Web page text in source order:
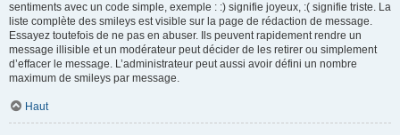
sentiments avec un code simple, exemple : :) signifie joyeux, :( signifie triste. La
liste complète des smileys est visible sur la page de rédaction de message.
Essayez toutefois de ne pas en abuser. Ils peuvent rapidement rendre un
message illisible et un modérateur peut décider de les retirer ou simplement
d’effacer le message. L’administrateur peut aussi avoir défini un nombre
maximum de smileys par message.
Haut